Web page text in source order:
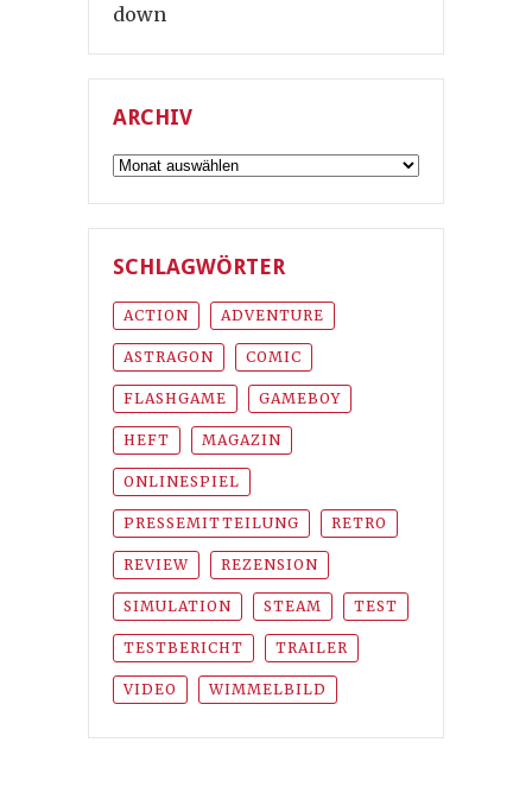
down
ARCHIV
Archiv
SCHLAGWÖRTER
ACTION ADVENTURE
ASTRAGON COMIC
FLASHGAME GAMEBOY
HEFT MAGAZIN
ONLINESPIEL
PRESSEMITTEILUNG RETRO
REVIEW REZENSION
SIMULATION STEAM TEST
TESTBERICHT TRAILER
VIDEO WIMMELBILD